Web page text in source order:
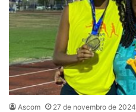
Ascom 27 de novembro de 2024